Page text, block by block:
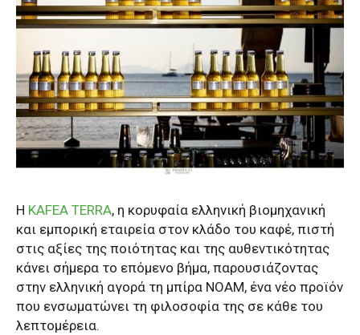
Η KAFEA TERRA, η κορυφαία ελληνική βιομηχανική
και εμπορική εταιρεία στον κλάδο του καφέ, πιστή
στις αξίες της ποιότητας και της αυθεντικότητας
κάνει σήμερα το επόμενο βήμα, παρουσιάζοντας
στην ελληνική αγορά τη μπίρα NOAM, ένα νέο προϊόν
που ενσωματώνει τη φιλοσοφία της σε κάθε του
λεπτομέρεια.